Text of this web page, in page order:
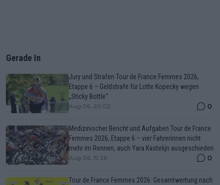
Gerade In
Jury und Strafen Tour de France Femmes 2026,
Etappe 6 – Geldstrafe für Lotte Kopecky wegen
„Sticky Bottle“
Aug 06, 20:02 0
Medizinischer Bericht und Aufgaben Tour de France
Femmes 2026, Etappe 6 – vier Fahrerinnen nicht
mehr im Rennen, auch Yara Kastelijn ausgeschieden
Aug 06, 19:26 0
Tour de France Femmes 2026: Gesamtwertung nach